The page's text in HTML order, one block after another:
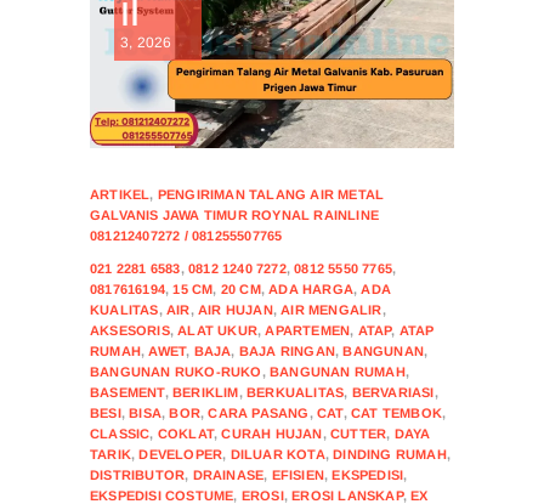
il
3, 2026
ARTIKEL, PENGIRIMAN TALANG AIR METAL
GALVANIS JAWA TIMUR ROYNAL RAINLINE
081212407272 / 081255507765
021 2281 6583,0812 1240 7272,0812 5550 7765,
0817616194,15 CM, 20 CM,ADA HARGA,ADA
KUALITAS,AIR,AIR HUJAN,AIR MENGALIR,
AKSESORIS,ALAT UKUR,APARTEMEN, ATAP, ATAP
RUMAH,AWET, BAJA, BAJA RINGAN,BANGUNAN,
BANGUNAN RUKO-RUKO ,BANGUNAN RUMAH,
BASEMENT,BERIKLIM,BERKUALITAS, BERVARIASI,
BESI,BISA,BOR,CARA PASANG ,CAT,CAT TEMBOK,
CLASSIC, COKLAT,CURAH HUJAN,CUTTER, DAYA
TARIK,DEVELOPER, DILUAR KOTA,DINDING RUMAH,
DISTRIBUTOR, DRAINASE, EFISIEN,EKSPEDISI,
EKSPEDISI COSTUME, EROSI,EROSI LANSKAP,EX